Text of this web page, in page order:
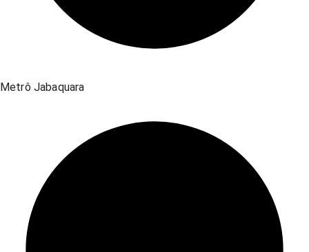
Metrô Jabaquara